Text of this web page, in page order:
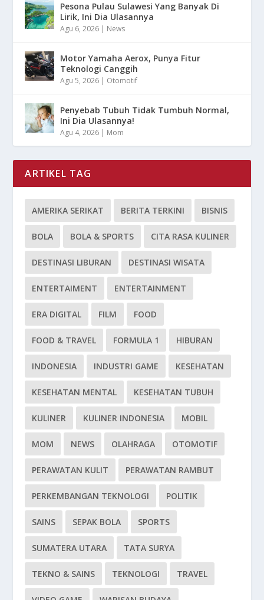
Pesona Pulau Sulawesi Yang Banyak Di
Lirik, Ini Dia Ulasannya
Agu 6, 2026 | News
Motor Yamaha Aerox, Punya Fitur
Teknologi Canggih
Agu 5, 2026 | Otomotif
Penyebab Tubuh Tidak Tumbuh Normal,
Ini Dia Ulasannya!
Agu 4, 2026 | Mom
ARTIKEL TAG
AMERIKA SERIKAT BERITA TERKINI BISNIS
BOLA BOLA & SPORTS CITA RASA KULINER
DESTINASI LIBURAN DESTINASI WISATA
ENTERTAIMENT ENTERTAINMENT
ERA DIGITAL FILM FOOD
FOOD & TRAVEL FORMULA 1 HIBURAN
INDONESIA INDUSTRI GAME KESEHATAN
KESEHATAN MENTAL KESEHATAN TUBUH
KULINER KULINER INDONESIA MOBIL
MOM NEWS OLAHRAGA OTOMOTIF
PERAWATAN KULIT PERAWATAN RAMBUT
PERKEMBANGAN TEKNOLOGI POLITIK
SAINS SEPAK BOLA SPORTS
SUMATERA UTARA TATA SURYA
TEKNO & SAINS TEKNOLOGI TRAVEL